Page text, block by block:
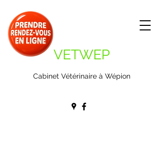
VETWEP
Cabinet Vétérinaire à Wépion